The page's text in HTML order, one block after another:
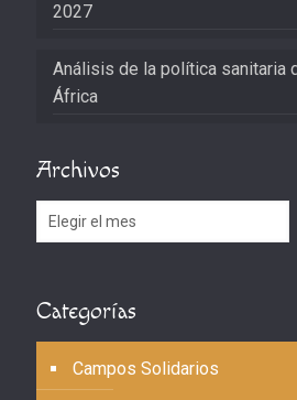
2027
Análisis de la política sanitaria
África
Archivos
Archivos
Categorías
Campos Solidarios